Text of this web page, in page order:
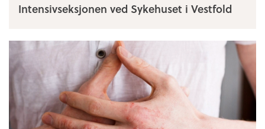
Intensivseksjonen ved Sykehuset i Vestfold